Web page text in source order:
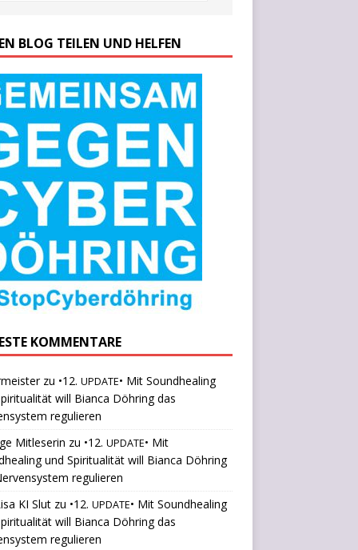
BLOG TEILEN UND HELFEN
KOMMENTARE
zu •12. UPDATE• Mit Soundhealing
will Bianca Döhring das
regulieren
Mitleserin zu •12. UPDATE• Mit
und Spiritualität will Bianca Döhring
regulieren
KI Slutzu •12. UPDATE• Mit Soundhealing
will Bianca Döhring das
regulieren